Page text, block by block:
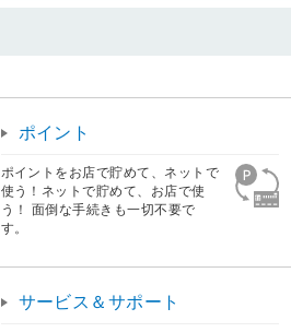
ポイント
ポイントをお店で貯めて、ネットで
使う！ネットで貯めて、お店で使
う！ 面倒な手続きも一切不要で
す。
サービス＆サポート